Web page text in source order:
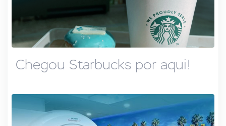
Chegou Starbucks por aqui!